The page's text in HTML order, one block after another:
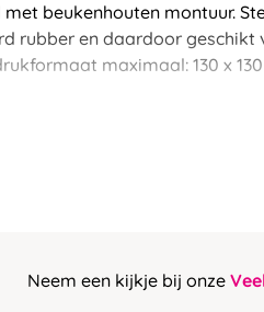
beukenhouten montuur.
rubber en daardoor geschikt
maximaal: 130 x
Neem een kijkje bij onze